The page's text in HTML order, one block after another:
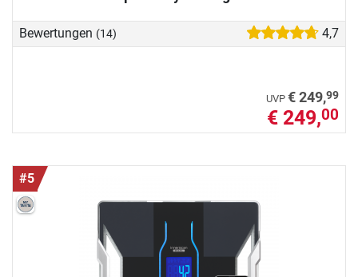
Bewertungen (14) 4,7
UVP € 249,99
€ 249,00
#5